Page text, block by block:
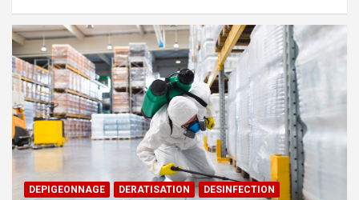
DEPIGEONNAGE DERATISATION
DESINFECTION